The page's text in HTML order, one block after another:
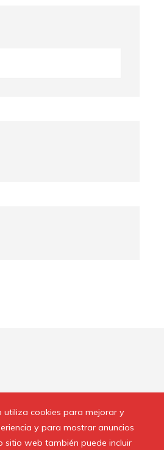
utiliza cookies para mejorar y
y para mostrar anuncios
sitio web también puede incluir